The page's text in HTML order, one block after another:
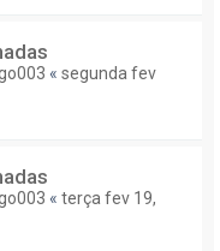
« segunda fev
« terça fev 19,